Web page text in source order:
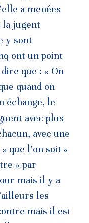
a menées
la jugent
y sont
ont un point
que : « On
quand on
échange, le
avec plus
avec une
que l’on soit «
» par
mais il y a
les
mais il est